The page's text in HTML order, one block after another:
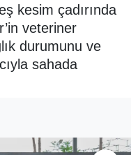
kesim çadırında
veteriner
durumunu ve
sahada